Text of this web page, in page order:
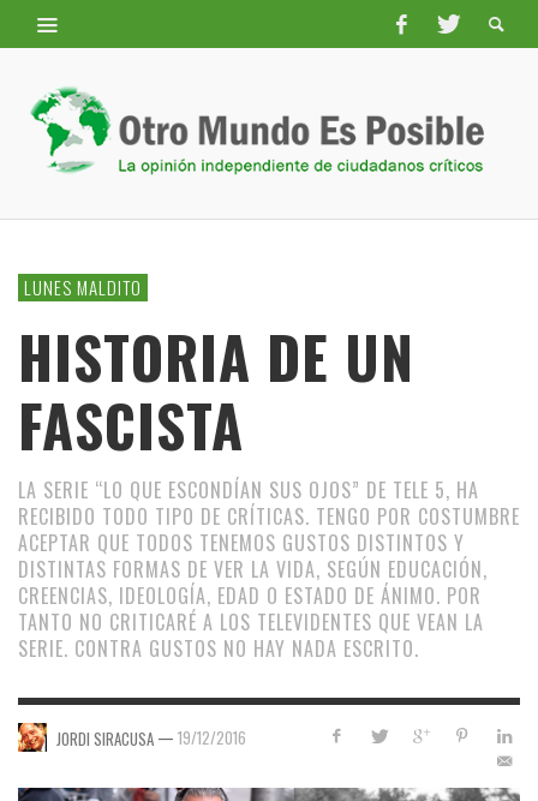
LUNES MALDITO
HISTORIA DE UN
FASCISTA
LA SERIE “LO QUE ESCONDÍAN SUS OJOS” DE TELE 5, HA
RECIBIDO TODO TIPO DE CRÍTICAS. TENGO POR COSTUMBRE
ACEPTAR QUE TODOS TENEMOS GUSTOS DISTINTOS Y
DISTINTAS FORMAS DE VER LA VIDA, SEGÚN EDUCACIÓN,
CREENCIAS, IDEOLOGÍA, EDAD O ESTADO DE ÁNIMO. POR
TANTO NO CRITICARÉ A LOS TELEVIDENTES QUE VEAN LA
SERIE. CONTRA GUSTOS NO HAY NADA ESCRITO.
JORDI SIRACUSA — 19/12/2016